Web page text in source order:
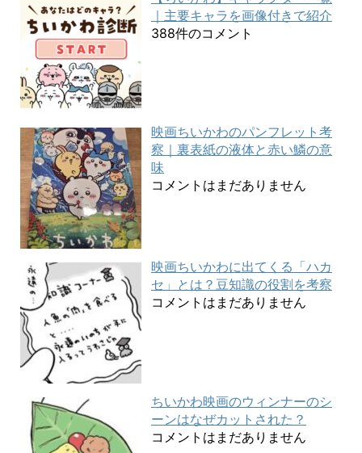
｜主要キャラを画像付きで紹介
388件のコメント
映画ちいかわのパンフレット考
察｜裏表紙の液体と赤い鱗の意
味
コメントはまだありません
映画ちいかわに出てくる「ハカ
セ」とは？豆知識の役割を考察
コメントはまだありません
ちいかわ映画のウィンナーのシ
ーンはなぜカットされた？
コメントはまだありません